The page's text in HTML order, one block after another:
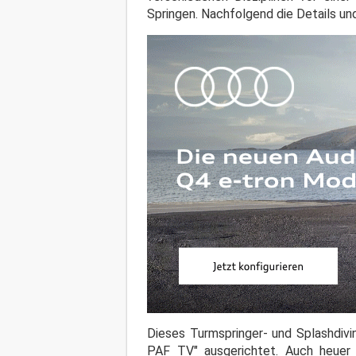
Springen. Nachfolgend die Details
Dieses Turmspringer- und
PAF TV" ausgerichtet. Auch